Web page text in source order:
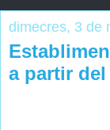
dimecres, 3 de
a partir